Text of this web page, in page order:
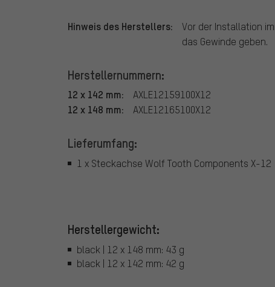
Hinweis des Herstellers:
Vor der Installation
das Gewinde geben.
Herstellernummern:
12 x 142 mm: AXLE12159100X12
12 x 148 mm: AXLE12165100X12
Lieferumfang:
1 x Steckachse Wolf Tooth Components X-12
Herstellergewicht:
black | 12 x 148 mm: 43 g
black | 12 x 142 mm: 42 g